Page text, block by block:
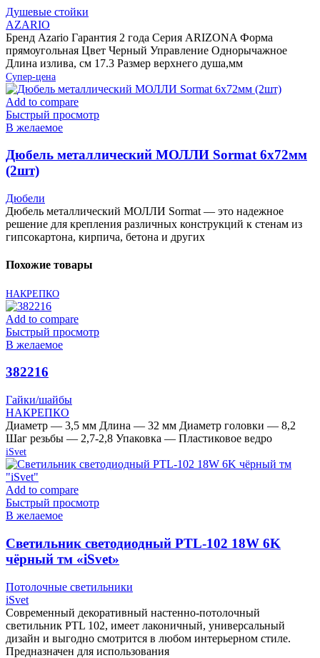
Душевые стойки
AZARIO
Бренд Azario Гарантия 2 года Серия ARIZONA Форма
прямоугольная Цвет Черный Управление Однорычажное
Длина излива, см 17.3 Размер верхнего душа,мм
Супер-цена
Add to compare
Быстрый просмотр
В желаемое
Дюбель металлический МОЛЛИ Sormat 6х72мм
(2шт)
Дюбели
Дюбель металлический МОЛЛИ Sormat — это надежное
решение для крепления различных конструкций к стенам из
гипсокартона, кирпича, бетона и других
Похожие товары
НАКРЕПКО
Add to compare
Быстрый просмотр
В желаемое
382216
Гайки/шайбы
НАКРЕПКО
Диаметр — 3,5 мм Длина — 32 мм Диаметр головки — 8,2
Шаг резьбы — 2,7-2,8 Упаковка — Пластиковое ведро
iSvet
Add to compare
Быстрый просмотр
В желаемое
Cветильник светодиодный PTL-102 18W 6K
чёрный тм «iSvet»
Потолочные светильники
iSvet
Современный декоративный настенно-потолочный
светильник PTL 102, имеет лаконичный, универсальный
дизайн и выгодно смотрится в любом интерьерном стиле.
Предназначен для использования